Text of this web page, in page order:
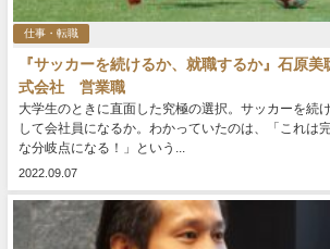
仕事・転職
『サッカーを続けるか、就職するか』石原
式会社 営業職
大学生のときに直面した究極の選択。サッカーを続
して会社員になるか。わかっていたのは、「これは
な分岐点になる！」という...
2022.09.07